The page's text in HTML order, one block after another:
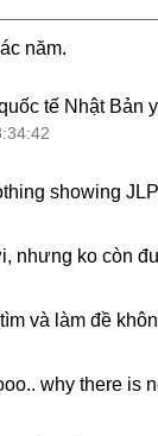
năm.
tế Nhật Bản
showing
nhưng ko còn
và làm đề
why there is